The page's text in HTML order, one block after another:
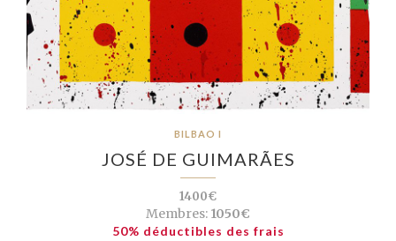
BILBAO I
JOSÉ DE GUIMARÃES
1400€
Membres: 1050€
50% déductibles des frais